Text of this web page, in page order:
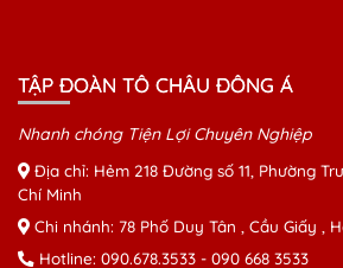
Tô Châu Đông Á
TẬP ĐOÀN TÔ CHÂU ĐÔNG Á
Nhanh chóng Tiện Lợi Chuyên Nghiệp
Địa chỉ: Hẻm 218 Đường số 11, Phường
Chí Minh
Chi nhánh: 78 Phố Duy Tân , Cầu Giấy ,
Hotline: 090.678.3533 - 090 668 3533